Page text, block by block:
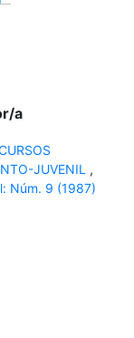
a
JUVENIL ,
Núm. 9 (1987)